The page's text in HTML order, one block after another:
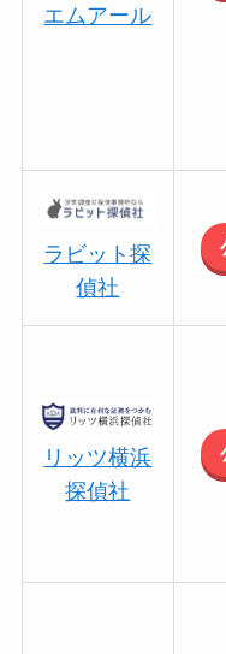
エムアール
ラビット探
偵社
リッツ横浜
探偵社